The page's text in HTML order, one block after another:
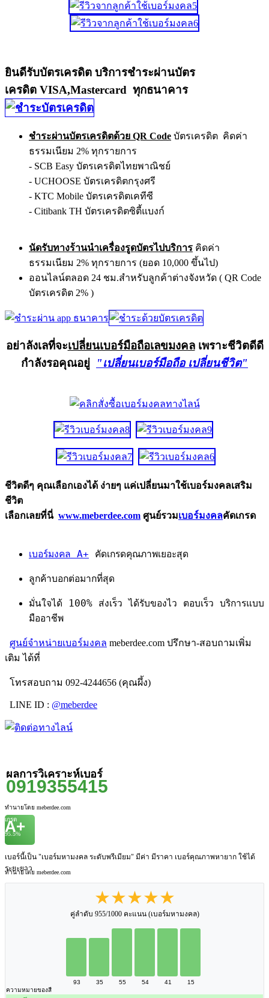
ยินดีรับบัตรเครดิต บริการชำระผ่านบัตร
เครดิต VISA,Mastercard ทุกธนาคาร
ชำระผ่านบัตรเครดิตด้วย QR Code บัตรเครดิต คิดค่า
ธรรมเนียม 2% ทุกรายการ
- SCB Easy บัตรเครดิตไทยพาณิชย์
- UCHOOSE บัตรเครดิตกรุงศรี
- KTC Mobile บัตรเครดิตเคทีซี
- Citibank TH บัตรเครดิตซิตี้แบงก์
นัดรับทางร้านนำเครื่องรูดบัตรไปบริการ คิดค่า
ธรรมเนียม 2% ทุกรายการ (ยอด 10,000 ขึ้นไป)
ออนไลน์ตลอด 24 ชม.สำหรับลูกค้าต่างจังหวัด ( QR Code
บัตรเครดิต 2% )
อย่าลังเลที่จะเปลี่ยนเบอร์มือถือเลขมงคลเพราะชีวิตดีดี
กำลังรอคุณอยู่
"เปลี่ยนเบอร์มือถือ เปลี่ยนชีวิต"
ชีวิตดีๆ คุณเลือกเองได้ ง่ายๆ แค่เปลี่ยนมาใช้เบอร์มงคลเสริม
ชีวิต
เลือกเลยที่นี่ www.meberdee.com ศูนย์รวมเบอร์มงคลคัดเกรด
เบอร์มงคล A+ คัดเกรดคุณภาพเยอะสุด
ลูกค้าบอกต่อมากที่สุด
มั่นใจได้ 100% ส่งเร็ว ได้รับของไว ตอบเร็ว บริการแบบ
มืออาชีพ
ศูนย์จำหน่ายเบอร์มงคล meberdee.com ปรึกษา-สอบถามเพิ่ม
เติม ได้ที่
โทรสอบถาม 092-4244656 (คุณผึ้ง)
LINE ID : @meberdee
ผลการวิเคราะห์เบอร์
0919355415
ทำนายโดย meberdee.com
เกรด
A+
95.5%
เบอร์นี้เป็น "เบอร์มหามงคล ระดับพรีเมียม" มีค่า มีราคา เบอร์คุณภาพหายาก ใช้ได้
ระยะยาว
ทำนายโดย meberdee.com
★★★★★
คู่ลำดับ 955/1000 คะแนน (เบอร์มหามงคล)
93 35 55 54 41
15
ความหมายของสี